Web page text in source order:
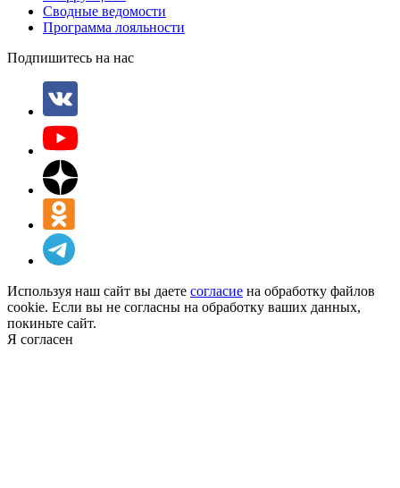
Сводные ведомости
Программа лояльности
Подпишитесь на нас
Используя наш сайт вы даете согласие на обработку файлов
cookie. Если вы не согласны на обработку ваших данных,
покиньте сайт.
Я согласен